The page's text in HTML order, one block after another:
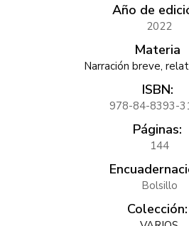
Año de
2022
Materia
Narración breve,
ISBN:
978-84-8393-
Páginas:
144
Bolsillo
Colección: